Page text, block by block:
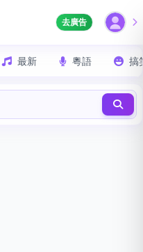
去廣告
最新 粵語 搞